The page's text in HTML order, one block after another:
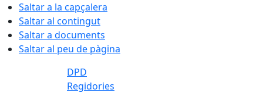
Saltar a la capçalera
Saltar al contingut
Saltar a documents
Saltar al peu de pàgina
DPD
Regidories